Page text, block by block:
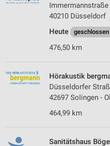
Immermannstraße
40210 Düsseldorf
Heute
geschlossen
476,50 km
Hörakustik
Düsseldorfer
42697 Solingen -
464,99 km
Sanitätshaus